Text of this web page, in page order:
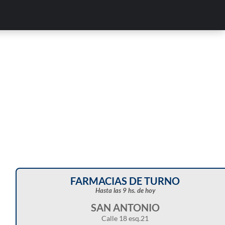
FARMACIAS DE TURNO
Hasta las 9 hs. de hoy
SAN ANTONIO
Calle 18 esq.21